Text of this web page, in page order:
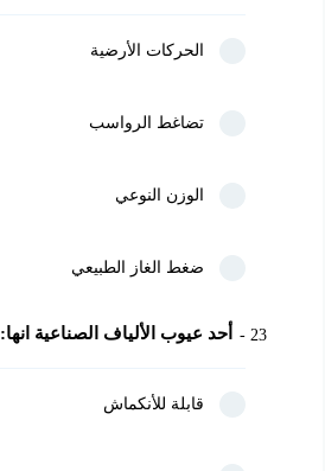
الحركات الأرضية
تضاغط الرواسب
الوزن النوعي
ضغط الغاز الطبيعي
23 أحد عيوب الألياف الصناعية انها:
قابلة للأنكماش